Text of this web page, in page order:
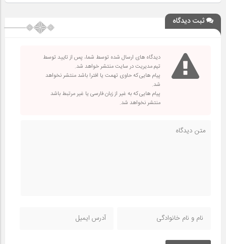
ثبت دیدگاه
دیدگاه های ارسال شده توسط شما، پس از تایید توسط
تیم مدیریت در سایت منتشر خواهد شد.
پیام هایی که حاوی تهمت یا افترا باشد منتشر نخواهد
شد.
پیام هایی که به غیر از زبان فارسی یا غیر مرتبط باشد
منتشر نخواهد شد.